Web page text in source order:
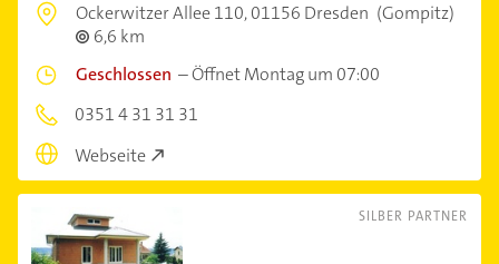
Ockerwitzer Allee 110,01156 Dresden (Gompitz)
6,6 km
Geschlossen –Öffnet Montag um 07:00
0351 4 31 31 31
Webseite
SILBER PARTNER